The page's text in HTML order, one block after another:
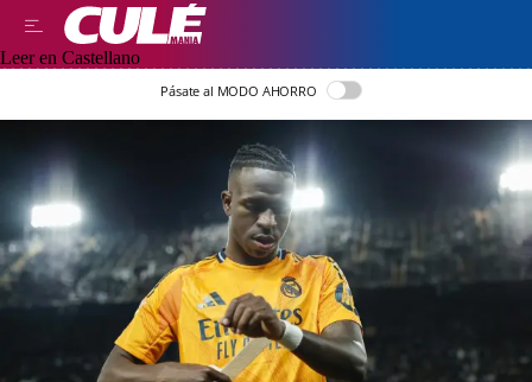
Leer en Castellano
Pásate al MODO AHORRO